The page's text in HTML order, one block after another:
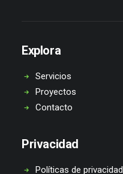
Explora
Servicios
Proyectos
Contacto
Privacidad
Políticas de privacidad